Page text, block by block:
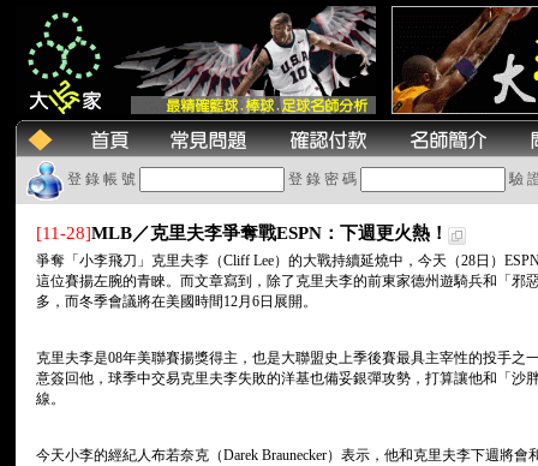
登 錄 帳 號 登 錄 密 碼 驗
[11-28]MLB／克里夫李爭奪戰ESPN：下週更火熱！
爭奪「小李飛刀」克里夫李（Cliff Lee）的大戰持續延燒中，今天（28日）
這位賽揚左腕的青睞。而文章寫到，除了克里夫李的前東家德州遊騎兵和「邪
多，而冬季會議將在美國時間12月6日展開。
克里夫李是08年美聯賽揚獎得主，也是大聯盟史上季後賽最具主宰性的投手之
意簽回他，球季中交易克里夫李失敗的洋基也備妥銀彈攻勢，打算讓他和「沙
線。
今天小李的經紀人布若奈克（Darek Braunecker）表示，他和克里夫李下週將